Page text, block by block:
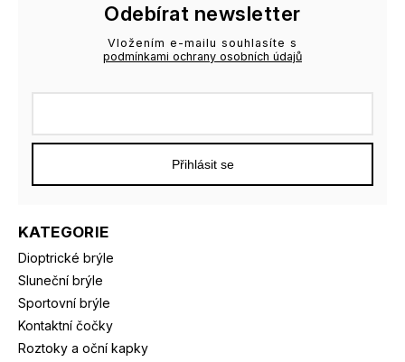
KATEGORIE
Dioptrické brýle
Sluneční brýle
Sportovní brýle
Kontaktní čočky
Roztoky a oční kapky
Odebírat newsletter
Vložením e-mailu souhlasíte s
podmínkami ochrany osobních údajů
Přihlásit se